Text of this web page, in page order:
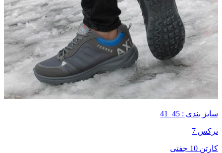
سایز بندی : 45_41
ترکس 7
کارتن 10 جفتی